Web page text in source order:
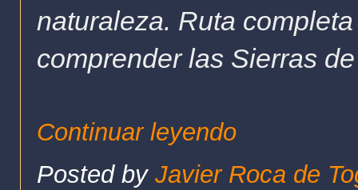
naturaleza. Ruta
comprender las Sierras
Continuar leyendo
Posted by Javier Roca de